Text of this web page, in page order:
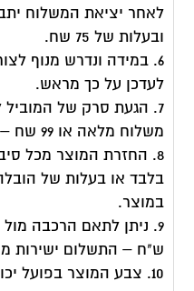
לאחר יציאת המשלוח
ובעלות של 75 שח.
6. במידה ונדרש מנוף
לעדכן על כך מראש.
7. הגעת סרק של
משלוח מלאה או 99 שח – הגבוהה מבניהם.
8. החזרת המוצר מכל
בלבד או בעלות של
במוצר.
ש"ח – התשלום ישירות
10. צבע המוצר בפועל